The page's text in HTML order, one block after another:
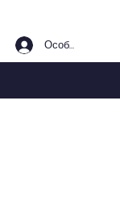
Особистий